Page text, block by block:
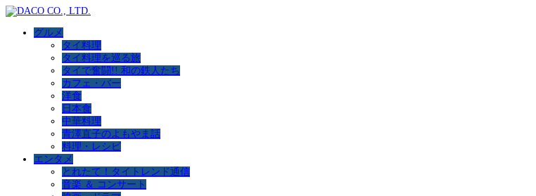
グルメ
タイ料理
タイ料理を巡る旅
タイで奮闘!! 和の鉄人たち
カフェ・バー
洋食
日本食
中華料理
青澤直子のよもやま話
料理・レシピ
エンタメ
とれたて！タイトレンド通信
音楽 ＆ コンサート